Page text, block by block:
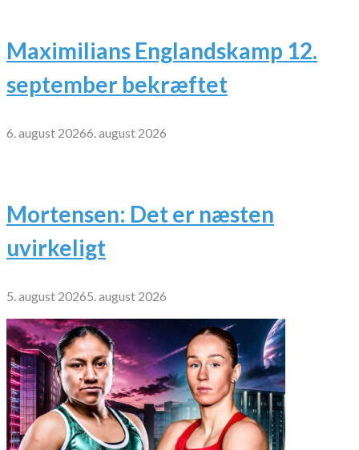
Maximilians Englandskamp 12.
september bekræftet
6. august 20266. august 2026
Mortensen: Det er næsten
uvirkeligt
5. august 20265. august 2026